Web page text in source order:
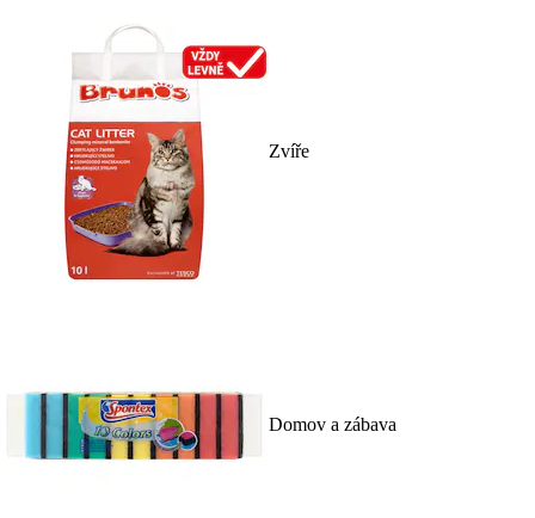
Zvíře
Domov a zábava